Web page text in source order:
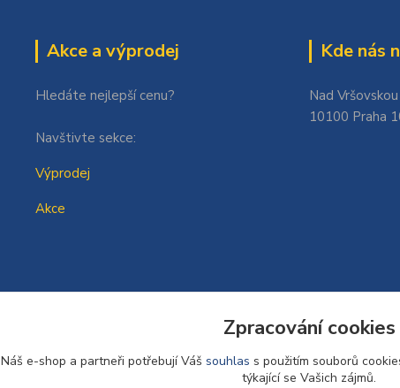
Akce a výprodej
Hledáte nejlepší cenu?
Navštivte sekce:
Výprodej
Akce
Kde nás
Nad
10100 Praha
Zpracování cookies
Náš e-shop a partneři potřebují Váš souhlas s použitím souborů
týkající se Vašich zájmů.